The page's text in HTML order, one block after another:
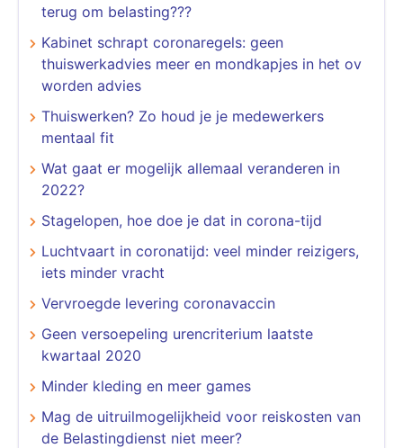
terug om belasting???
Kabinet schrapt coronaregels: geen
thuiswerkadvies meer en mondkapjes in het ov
worden advies
Thuiswerken? Zo houd je je medewerkers
mentaal fit
Wat gaat er mogelijk allemaal veranderen in
2022?
Stagelopen, hoe doe je dat in corona-tijd
Luchtvaart in coronatijd: veel minder reizigers,
iets minder vracht
Vervroegde levering coronavaccin
Geen versoepeling urencriterium laatste
kwartaal 2020
Minder kleding en meer games
Mag de uitruilmogelijkheid voor reiskosten van
de Belastingdienst niet meer?